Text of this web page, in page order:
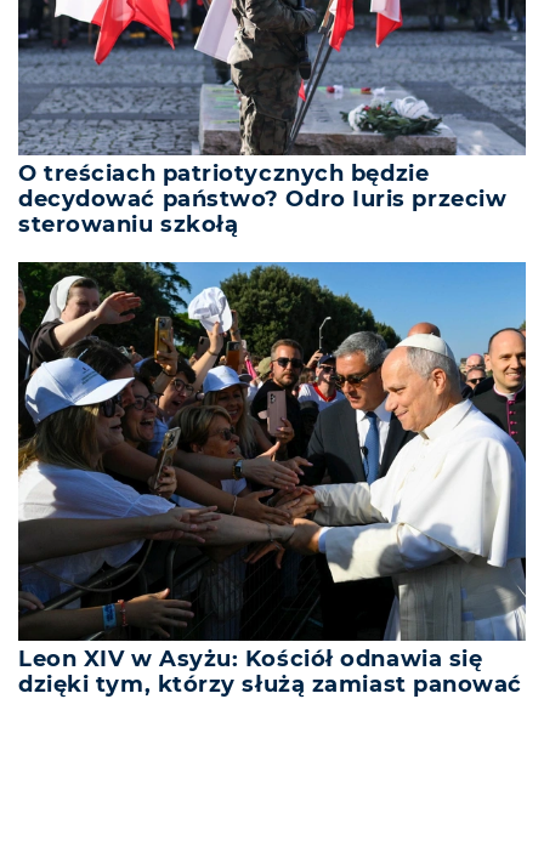
O treściach patriotycznych będzie
decydować państwo? Odro Iuris przeciw
sterowaniu szkołą
Leon XIV w Asyżu: Kościół odnawia się
dzięki tym, którzy służą zamiast panować